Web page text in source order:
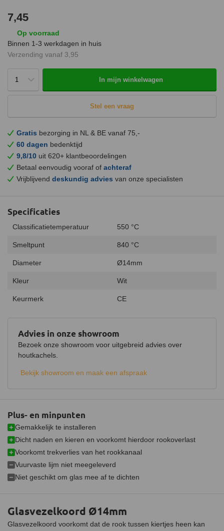
7,45
Op voorraad
Binnen 1-3 werkdagen in huis
Verzending vanaf 3,95
In mijn winkelwagen
Stel een vraag
Gratis bezorging in NL & BE vanaf 75,-
60 dagen bedenktijd
9,8/10 uit 620+ klantbeoordelingen
Betaal eenvoudig vooraf of achteraf
Vrijblijvend deskundig advies van onze specialisten
Glasvezelkoord Ø14mm
Glasvezelkoord voorkomt dat de rook tussen kiertjes heen kan
Plus- en minpunten
Gemakkelijk te installeren
Dicht naden en kieren en voorkomt hierdoor rookoverlast
Voorkomt trekverlies van het rookkanaal
Vuurvaste lijm niet meegeleverd
Niet geschikt om glas mee af te dichten
Advies in onze showroom
Bezoek onze showroom voor uitgebreid advies over
houtkachels.
Bekijk showroom en maak een afspraak
Specificaties
Classificatietemperatuur 550 °C
Smeltpunt 840 °C
Diameter Ø14mm
Kleur Wit
Keurmerk CE